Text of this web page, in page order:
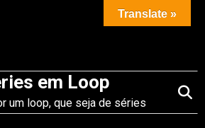
em Loop
um loop, que seja de séries
Translate »